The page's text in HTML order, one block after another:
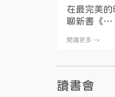
在最完美
聊新書《⋯
閱讀更多 ->
讀書會